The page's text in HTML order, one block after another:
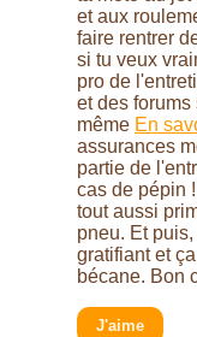
et aux
faire rentrer
si tu veux
pro de
et des
même En
assurances
partie de
cas de pépin
tout aussi
pneu. Et
gratifiant et
bécane. Bon
J'aime